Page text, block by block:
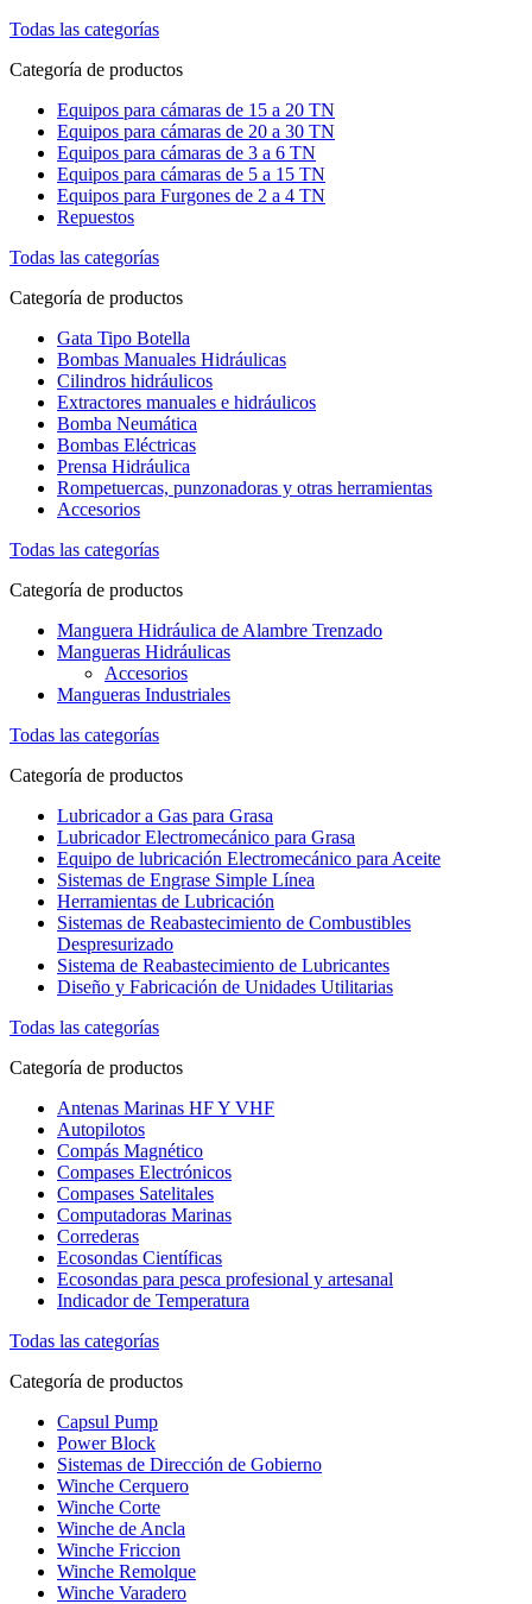
Todas las categorías
Categoría de productos
Equipos para cámaras de 15 a 20 TN
Equipos para cámaras de 20 a 30 TN
Equipos para cámaras de 3 a 6 TN
Equipos para cámaras de 5 a 15 TN
Equipos para Furgones de 2 a 4 TN
Repuestos
Todas las categorías
Categoría de productos
Gata Tipo Botella
Bombas Manuales Hidráulicas
Cilindros hidráulicos
Extractores manuales e hidráulicos
Bomba Neumática
Bombas Eléctricas
Prensa Hidráulica
Rompetuercas, punzonadoras y otras herramientas
Accesorios
Todas las categorías
Categoría de productos
Manguera Hidráulica de Alambre Trenzado
Mangueras Hidráulicas
Accesorios
Mangueras Industriales
Todas las categorías
Categoría de productos
Lubricador a Gas para Grasa
Lubricador Electromecánico para Grasa
Equipo de lubricación Electromecánico para Aceite
Sistemas de Engrase Simple Línea
Herramientas de Lubricación
Sistemas de Reabastecimiento de Combustibles
Despresurizado
Sistema de Reabastecimiento de Lubricantes
Diseño y Fabricación de Unidades Utilitarias
Todas las categorías
Categoría de productos
Antenas Marinas HF Y VHF
Autopilotos
Compás Magnético
Compases Electrónicos
Compases Satelitales
Computadoras Marinas
Correderas
Ecosondas Científicas
Ecosondas para pesca profesional y artesanal
Indicador de Temperatura
Todas las categorías
Categoría de productos
Capsul Pump
Power Block
Sistemas de Dirección de Gobierno
Winche Cerquero
Winche Corte
Winche de Ancla
Winche Friccion
Winche Remolque
Winche Varadero